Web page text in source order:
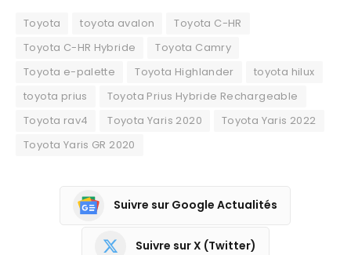
Toyota toyota avalon
Toyota C-HR
Toyota C-HR Hybride
Toyota Camry
Toyota e-palette
Toyota Highlander
toyota hilux
toyota prius
Toyota Prius Hybride Rechargeable
Toyota rav4
Toyota Yaris 2020
Toyota Yaris 2022
Toyota Yaris GR 2020
Suivre sur Google Actualités
Suivre sur X (Twitter)